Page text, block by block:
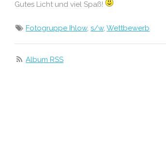
Gutes Licht und viel Spaß!
Fotogruppe Ihlow,s/w,Wettbewerb
Album RSS